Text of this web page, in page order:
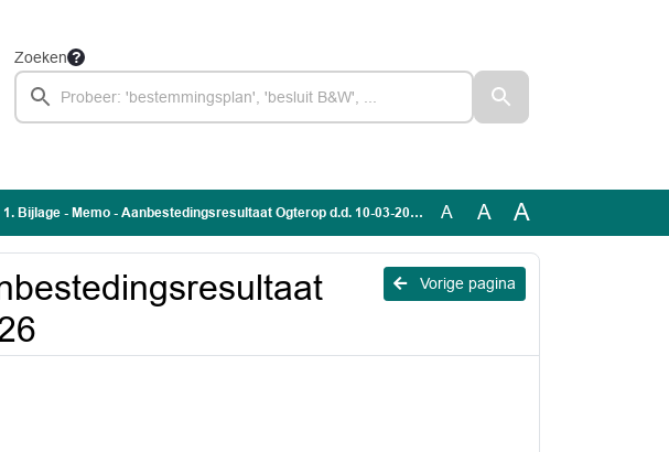
Zoeken
1. Bijlage - Memo - Aanbestedingsresultaat Ogterop d.d. 10-03-2026 A A A
Vorige pagina